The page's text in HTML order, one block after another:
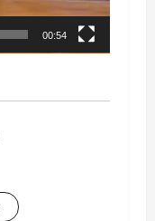
00:54